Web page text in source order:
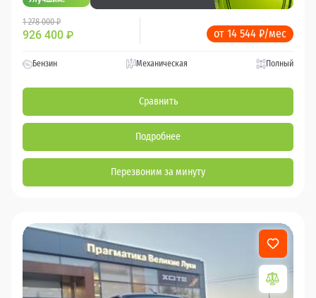
1 278 000 ₽
926 400 ₽ от 14 544 ₽/мес
Бензин Механическая Полный
Сравнить
Подробнее
Перезвоним за минуту